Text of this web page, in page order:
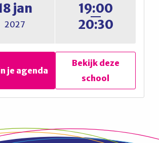
2, aanmelden via de
website
Zet in je agenda
school
jan
2027
19:00
20:30
je agenda
Bekijk deze
school
Informatiebijeenkomst